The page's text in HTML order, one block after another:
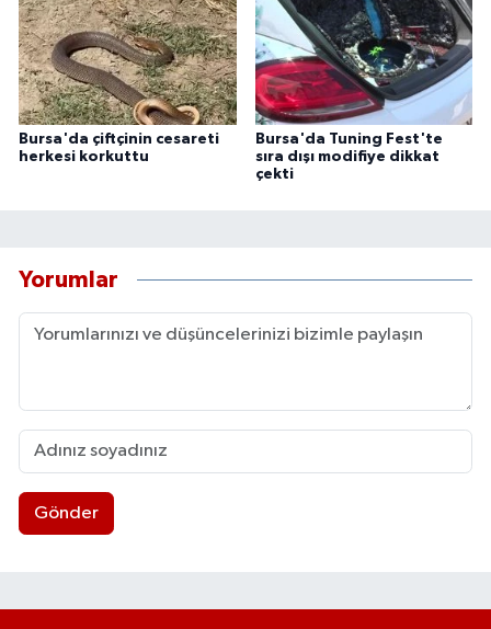
Bursa'da çiftçinin cesareti
herkesi korkuttu
Bursa'da Tuning Fest'te
sıra dışı modifiye dikkat
çekti
Yorumlar
Gönder